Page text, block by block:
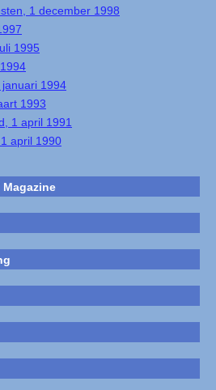
1 december 1998
1995
1994
1993
1 april 1991
april 1990
Magazine